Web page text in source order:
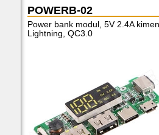
POWERB-02
Power bank modul, 5V 2.4A
Lightning, QC3.0